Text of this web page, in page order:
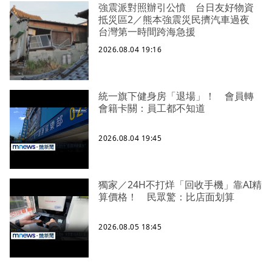
強震派對照辦引公憤 台日友好物資
抵災區2／熊本強震災民擠汽車過夜
台灣第一時間跨海急援
2026.08.04 19:16
統一旗下健身房「退場」！ 會員轉
會籍卡關：員工都不知道
2026.08.04 19:45
獨家／24H不打烊「回收手機」靠AI精
算價格！ 民眾驚：比店面划算
2026.08.05 18:45